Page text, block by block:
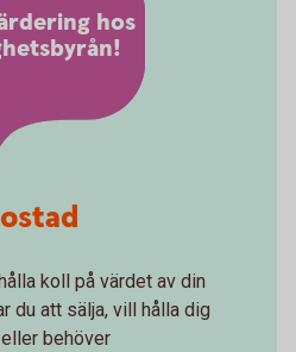
koll på värdet av din
du att sälja, vill hålla dig
behöver
hos